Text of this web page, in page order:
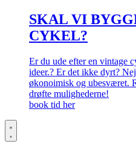
SKAL VI
CYKEL?
Er du ude efter en vintage
ideer.? Er det ikke dyrt?
økonoimisk og ubesværet.
drøfte mulighederne!
book tid her